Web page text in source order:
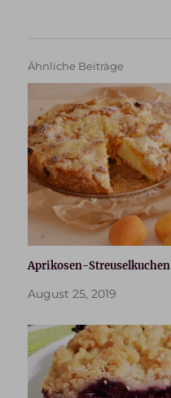
Ähnliche Beiträge
Aprikosen-Streuselkuchen
August 25, 2019